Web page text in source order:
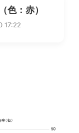
色：赤）
17:22